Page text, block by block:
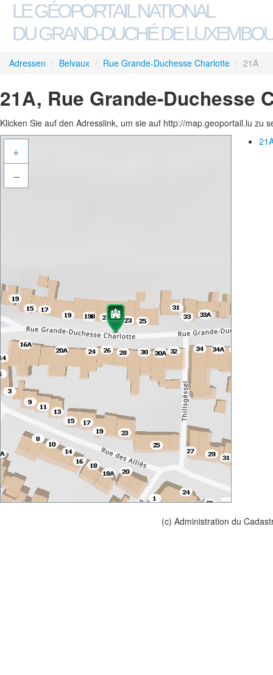
LE GÉOPORTAIL NATIONAL
DU GRAND-DUCHÉ DE
Adressen / Belvaux / Rue Grande-Duchesse Charlotte / 21A
21A, Rue Grande-Duchesse
Klicken Sie auf den Adresslink, um sie auf http://map.geoportail.lu zu
+
–
(c) Administration du